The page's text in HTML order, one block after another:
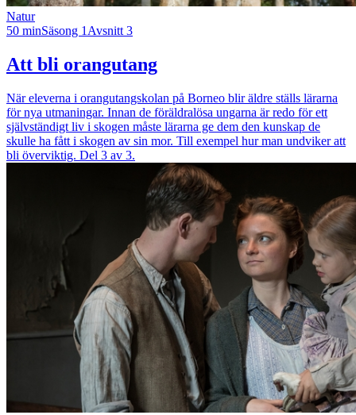
Natur
50 minSäsong 1 Avsnitt 3
Att bli orangutang
När eleverna i orangutangskolan på Borneo blir äldre ställs lärarna
för nya utmaningar. Innan de föräldralösa ungarna är redo för ett
självständigt liv i skogen måste lärarna ge dem den kunskap de
skulle ha fått i skogen av sin mor. Till exempel hur man undviker att
bli överviktig. Del 3 av 3.